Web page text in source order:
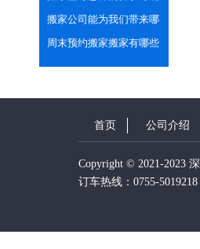
保双方的合法权益
搬家公司能为我们带来哪
些便利之处？
周末预约搬家搬家有哪些
需注意的？
首页 公司介绍
Copyright © 2021-2023
订车热线：0755-